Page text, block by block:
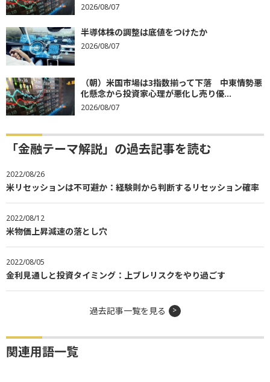
2026/08/07
半導体株の調整は底値をつけたか
2026/08/07
（朝）米国市場は3指数揃って下落 中東情勢悪
化懸念から投資家心理が悪化し売り優...
2026/08/07
「金融テーマ解説」の過去記事を読む
2022/08/26
米リセッションは不可避か：経験則から判断するリセッション確率
2022/08/12
米物価上昇減速の落とし穴
2022/08/05
金利見通しと投資タイミング：上ブレリスクをやり過ごす
過去記事一覧を見る
関連用語一覧